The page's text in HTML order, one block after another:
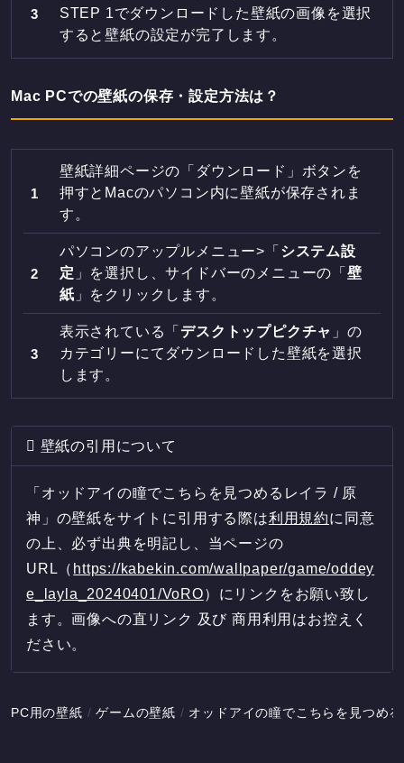
STEP 1でダウンロードした壁紙の画像を選択
すると壁紙の設定が完了します。
Mac PCでの壁紙の保存・設定方法は？
壁紙詳細ページの「ダウンロード」ボタンを
押すとMacのパソコン内に壁紙が保存されま
す。
パソコンのアップルメニュー>「 システム設
定 」を選択し、サイドバーのメニューの「壁
紙 」をクリックします。
表示されている「 デスクトップピクチャ 」の
カテゴリーにてダウンロードした壁紙を選択
します。
壁紙の引用について
「オッドアイの瞳でこちらを見つめるレイラ / 原
神」の壁紙をサイトに引用する際は利用規約に同意
の上、必ず出典を明記し、当ページの
URL（ https://kabekin.com/wallpaper/game/oddey
e_layla_20240401/VoRO）にリンクをお願い致し
ます。画像への直リンク 及び 商用利用はお控えく
ださい。
PC用の壁紙 ゲームの壁紙 オッドアイの瞳でこちらを見つめ